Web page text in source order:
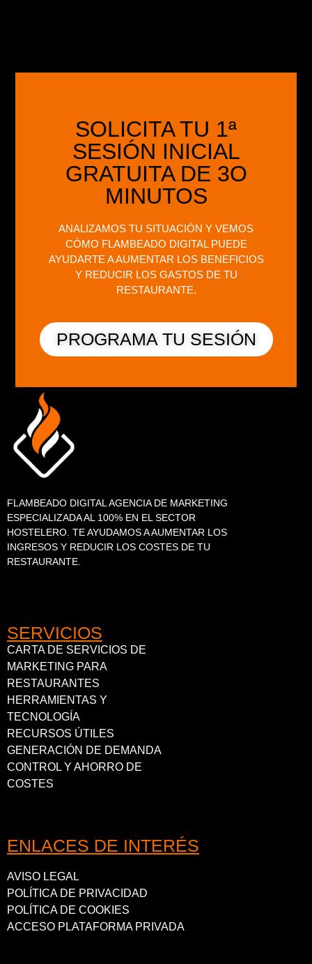
SOLICITA TU 1ª
SESIÓN INICIAL
GRATUITA DE 3O
MINUTOS
ANALIZAMOS TU SITUACIÓN Y VEMOS
CÓMO FLAMBEADO DIGITAL PUEDE
AYUDARTE A AUMENTAR LOS BENEFICIOS
Y REDUCIR LOS GASTOS DE TU
RESTAURANTE.
PROGRAMA TU SESIÓN
FLAMBEADO DIGITAL AGENCIA DE MARKETING
ESPECIALIZADA AL 100% EN EL SECTOR
HOSTELERO. TE AYUDAMOS A AUMENTAR LOS
INGRESOS Y REDUCIR LOS COSTES DE TU
RESTAURANTE.
SERVICIOS
CARTA DE SERVICIOS DE
MARKETING PARA
RESTAURANTES
HERRAMIENTAS Y
TECNOLOGÍA
RECURSOS ÚTILES
GENERACIÓN DE DEMANDA
CONTROL Y AHORRO DE
COSTES
ENLACES DE INTERÉS
AVISO LEGAL
POLÍTICA DE PRIVACIDAD
POLÍTICA DE COOKIES
ACCESO PLATAFORMA PRIVADA